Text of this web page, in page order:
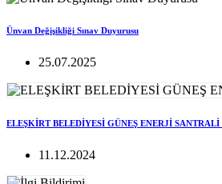
Ünvan Değişikliği Sınav Duyurusu
25.07.2025
ELEŞKİRT BELEDİYESİ GÜNEŞ ENERJİ
11.12.2024